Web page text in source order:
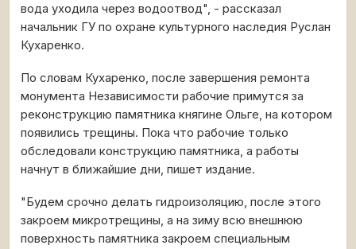
вода уходила через водоотвод", - рассказал
начальник ГУ по охране культурного наследия Руслан
Кухаренко.
По словам Кухаренко, после завершения ремонта
монумента Независимости рабочие примутся за
реконструкцию памятника княгине Ольге, на котором
появились трещины. Пока что рабочие только
обследовали конструкцию памятника, а работы
начнут в ближайшие дни, пишет издание.
"Будем срочно делать гидроизоляцию, после этого
закроем микротрещины, а на зиму всю внешнюю
поверхность памятника закроем специальным